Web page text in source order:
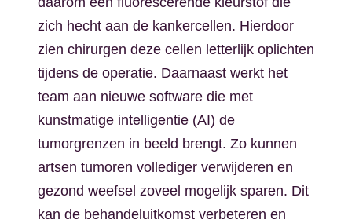
zich hecht aan de kankercellen. Hierdoor
zien chirurgen deze cellen letterlijk oplichten
tijdens de operatie. Daarnaast werkt het
team aan nieuwe software die met
kunstmatige intelligentie (AI) de
tumorgrenzen in beeld brengt. Zo kunnen
artsen tumoren vollediger verwijderen en
gezond weefsel zoveel mogelijk sparen. Dit
kan de behandeluitkomst verbeteren en